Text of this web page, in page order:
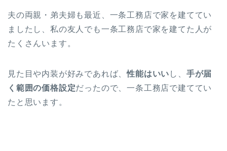
夫の両親・弟夫婦も最近、一条工務店で家を建ててい
ましたし、私の友人でも一条工務店で家を建てた人が
たくさんいます。
見た目や内装が好みであれば、性能はいい し、 手が届
く範囲の価格設定だったので、一条工務店で建ててい
たと思います。